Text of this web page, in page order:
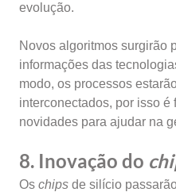
evolução.
Novos algoritmos surgirão
informações das
modo, os processos
interconectados, por isso
novidades para ajudar na
8. Inovação do
Os chips de silício